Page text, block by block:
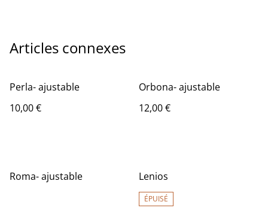
Articles connexes
Perla- ajustable
10,00 €
Orbona- ajustable
12,00 €
Roma- ajustable Lenios
ÉPUISÉ